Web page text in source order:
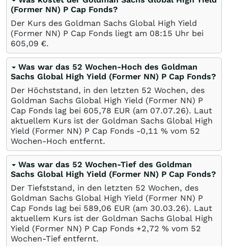
(Former NN) P Cap Fonds?
Der Kurs des Goldman Sachs Global High Yield
(Former NN) P Cap Fonds liegt am 08:15 Uhr bei
605,09 €.
Was war das 52 Wochen-Hoch des Goldman
Sachs Global High Yield (Former NN) P Cap Fonds?
Der Höchststand, in den letzten 52 Wochen, des
Goldman Sachs Global High Yield (Former NN) P
Cap Fonds lag bei 605,78 EUR (am 07.07.26). Laut
aktuellem Kurs ist der Goldman Sachs Global High
Yield (Former NN) P Cap Fonds -0,11 % vom 52
Wochen-Hoch entfernt.
Was war das 52 Wochen-Tief des Goldman
Sachs Global High Yield (Former NN) P Cap Fonds?
Der Tiefststand, in den letzten 52 Wochen, des
Goldman Sachs Global High Yield (Former NN) P
Cap Fonds lag bei 589,06 EUR (am 30.03.26). Laut
aktuellem Kurs ist der Goldman Sachs Global High
Yield (Former NN) P Cap Fonds +2,72 % vom 52
Wochen-Tief entfernt.